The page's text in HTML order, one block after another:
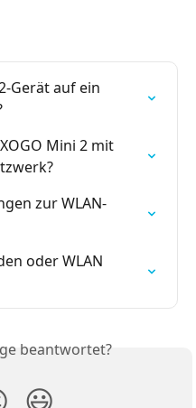
Gerät auf ein
Mini 2 mit
zur WLAN-
oder WLAN
beantwortet?